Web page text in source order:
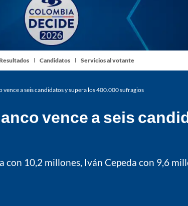
Candidatos Servicios al votante
a seis candidatos y supera los 400.000 sufragios
vence a seis
10,2 millones, Iván Cepeda con 9,6